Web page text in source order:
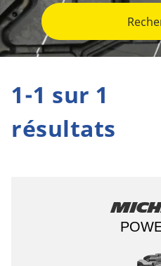
1-1 sur 1
résultats